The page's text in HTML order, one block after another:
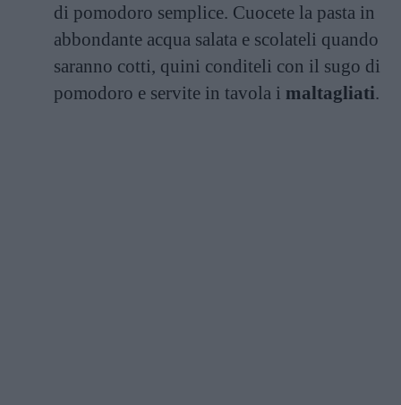
di pomodoro semplice. Cuocete la pasta in
abbondante acqua salata e scolateli quando
saranno cotti, quini conditeli con il sugo di
pomodoro e servite in tavola i maltagliati.